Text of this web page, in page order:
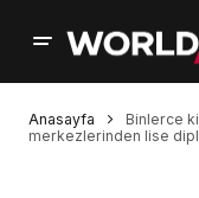
Anasayfa
Binlerce
merkezlerinden lise